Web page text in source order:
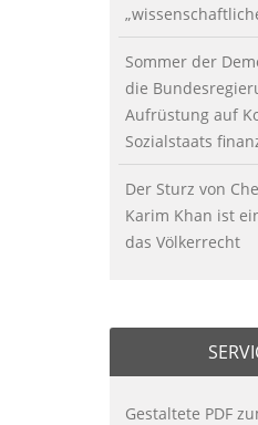
Sommer der
die
Aufrüstung auf
Sozialstaats
Der Sturz von
Karim Khan ist
das Völkerrecht
Gestaltete PDF